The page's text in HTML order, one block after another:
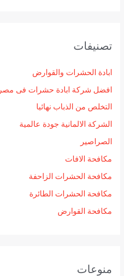
تصنيفات
ابادة الحشرات والقوارض
افضل شركة ابادة حشرات فى مصر
التخلص من الذباب نهائيا
الشركة الالمانية جودة عالمية
الصراصير
مكافحة الافات
مكافحة الحشرات الزاحفة
مكافحة الحشرات الطائرة
مكافحة القوارض
منوعات